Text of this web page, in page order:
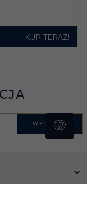
KUP TERAZ!
WYŚLIJ